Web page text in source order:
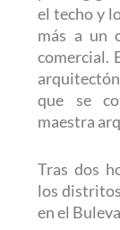
el techo y
más a un
comercial.
que se
maestra
Tras dos
los
en el